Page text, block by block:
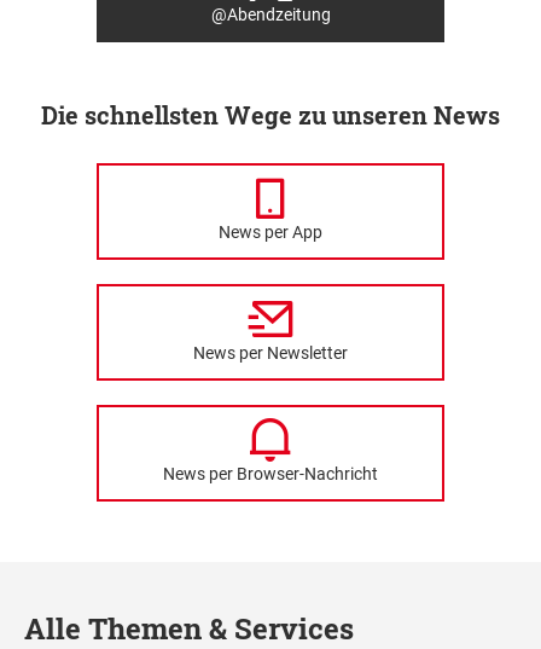
@Abendzeitung
Die schnellsten Wege zu unseren News
News per App
News per Newsletter
News per Browser-Nachricht
Alle Themen & Services